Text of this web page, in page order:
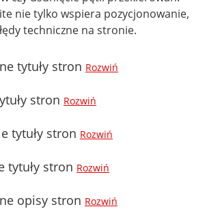
nie tylko wspiera pozycjonowanie,
techniczne na stronie.
tytuły stron Rozwiń
stron Rozwiń
tytuły stron Rozwiń
tytuły stron Rozwiń
opisy stron Rozwiń